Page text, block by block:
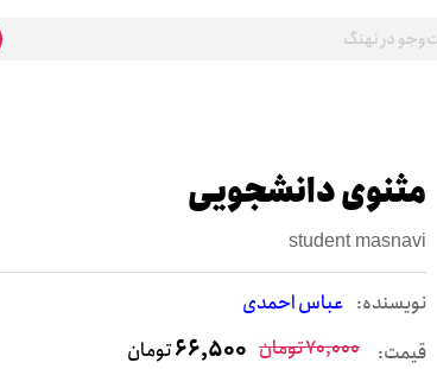
مثنوی دانشجویی
student masnavi
نويسنده: عباس احمدی
قیمت: 70,000تومان 66,500تومان